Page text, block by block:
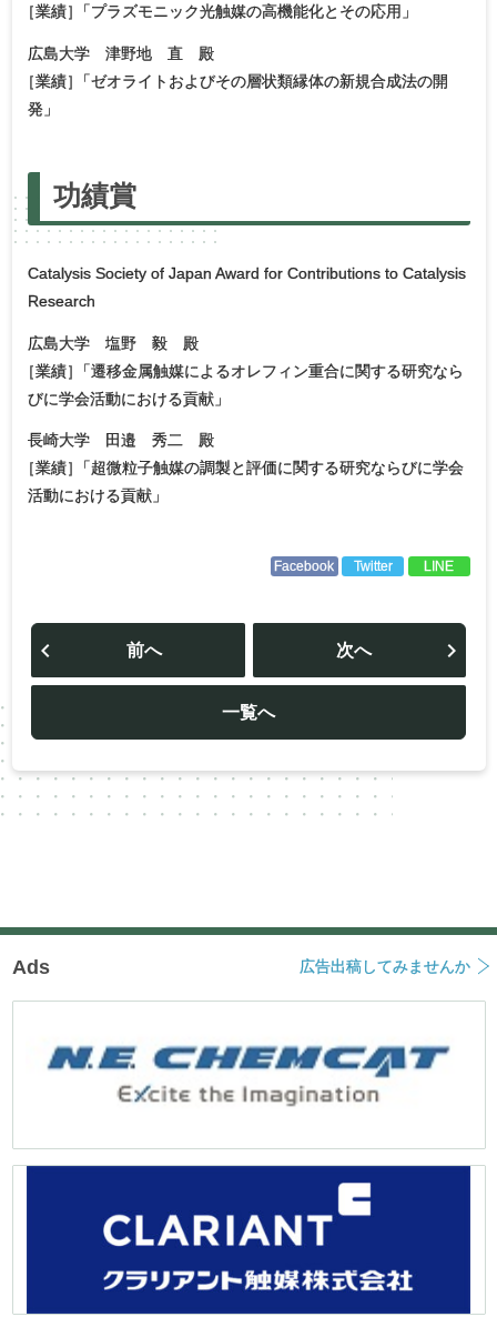
［業績］ 「プラズモニック光触媒の高機能化とその応用」
広島⼤学 津野地 直 殿
［業績］
「ゼオライトおよびその層状類縁体の新規合成法の開
発」
功績賞
Catalysis Society of Japan Award for Contributions to Catalysis
Research
広島大学 塩野 毅 殿
［業績］
「遷移金属触媒によるオレフィン重合に関する研究なら
びに学会活動における貢献」
長崎大学 田邉 秀二 殿
［業績］
「超微粒子触媒の調製と評価に関する研究ならびに学会
活動における貢献」
Facebook Twitter LINE
投
ビ
ー
シ
ョ
前へ
一覧へ
次へ
Ads 広告出稿してみませんか